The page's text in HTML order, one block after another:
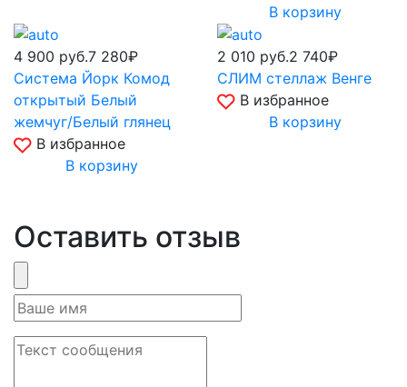
В корзину
4 900 руб.7 280₽
Система Йорк Комод
открытый Белый
жемчуг/Белый глянец
В избранное
В корзину
2 010 руб.2 740₽
СЛИМ стеллаж Венге
В избранное
В корзину
Оставить отзыв